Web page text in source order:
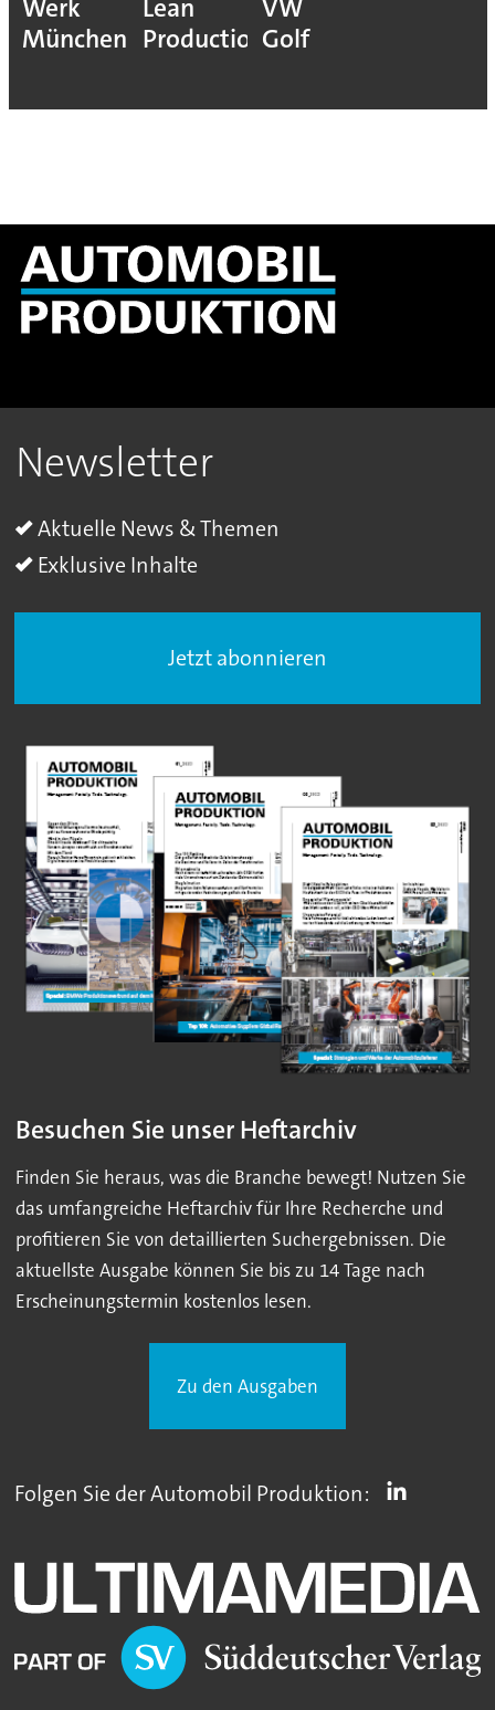
Werk
München
Lean
Production
VW
Golf
Newsletter
Aktuelle News & Themen
Exklusive Inhalte
Jetzt abonnieren
Besuchen Sie unser Heftarchiv
Finden Sie heraus, was die Branche bewegt! Nutzen Sie
das umfangreiche Heftarchiv für Ihre Recherche und
profitieren Sie von detaillierten Suchergebnissen. Die
aktuellste Ausgabe können Sie bis zu 14 Tage nach
Erscheinungstermin kostenlos lesen.
Zu den Ausgaben
Folgen Sie der Automobil Produktion: